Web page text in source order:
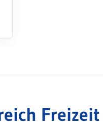
Freizeit